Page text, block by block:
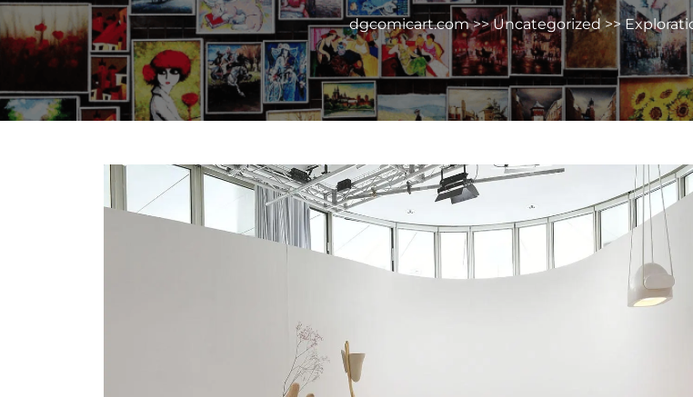
dgcomicart.com>>Uncategorized>>